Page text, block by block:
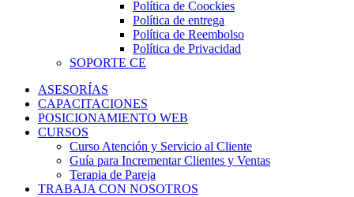
Política de Coockies
Política de entrega
Política de Reembolso
Política de Privacidad
SOPORTE CE
ASESORÍAS
CAPACITACIONES
POSICIONAMIENTO WEB
CURSOS
Curso Atención y Servicio al Cliente
Guía para Incrementar Clientes y Ventas
Terapia de Pareja
TRABAJA CON NOSOTROS